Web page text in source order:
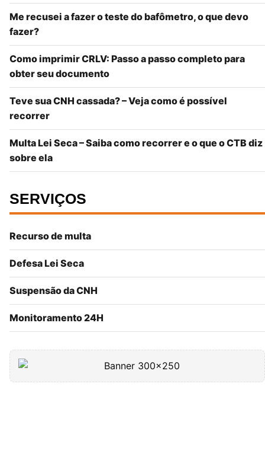
Me recusei a fazer o teste do bafômetro, o que devo
fazer?
Como imprimir CRLV: Passo a passo completo para
obter seu documento
Teve sua CNH cassada? – Veja como é possível
recorrer
Multa Lei Seca – Saiba como recorrer e o que o CTB diz
sobre ela
SERVIÇOS
Recurso de multa
Defesa Lei Seca
Suspensão da CNH
Monitoramento 24H